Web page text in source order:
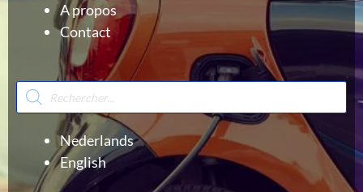
A propos
Contact
Recherche
de
produits
Nederlands
English